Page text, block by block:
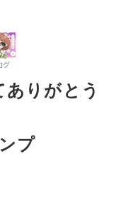
グ
ありがとう
プ